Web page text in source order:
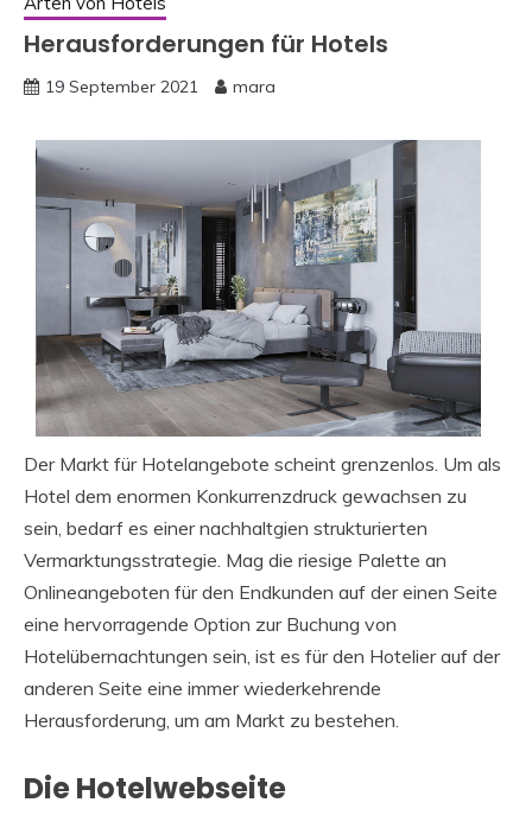
Herausforderungen für Hotels
19 September 2021 mara
Der Markt für Hotelangebote scheint grenzenlos. Um als
Hotel dem enormen Konkurrenzdruck gewachsen zu
sein, bedarf es einer nachhaltgien strukturierten
Vermarktungsstrategie. Mag die riesige Palette an
Onlineangeboten für den Endkunden auf der einen Seite
eine hervorragende Option zur Buchung von
Hotelübernachtungen sein, ist es für den Hotelier auf der
anderen Seite eine immer wiederkehrende
Herausforderung, um am Markt zu bestehen.
Die Hotelwebseite